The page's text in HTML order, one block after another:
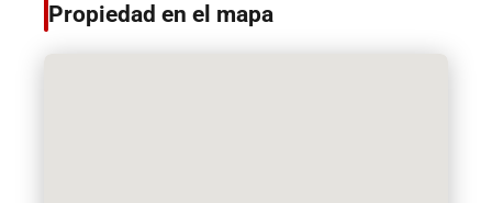
Propiedad en el mapa